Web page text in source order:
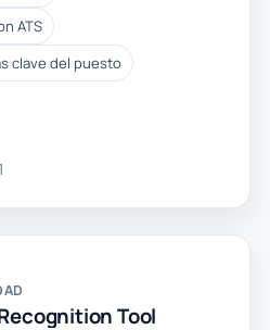
ATS
clave del puesto
Tool